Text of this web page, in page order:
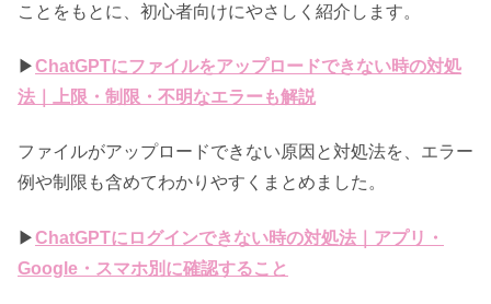
ことをもとに、初心者向けにやさしく紹介します。
▶ChatGPTにファイルをアップロードできない時の対処
法｜上限・制限・不明なエラーも解説
ファイルがアップロードできない原因と対処法を、エラー
例や制限も含めてわかりやすくまとめました。
▶ChatGPTにログインできない時の対処法｜アプリ・
Google・スマホ別に確認すること